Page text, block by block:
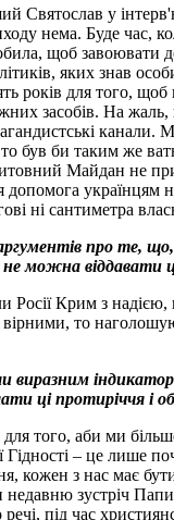
Святослав у
нема. Буде час,
щоб завоювати
яких знав
років для того,
засобів. На
канали.
був би таким же
Майдан не
допомога
ні сантиметра
про те,
можна віддавати
Крим з
вірними, то
ці протиріччя і
того, аби ми
– це лише
з нас має
недавню зустріч
під час